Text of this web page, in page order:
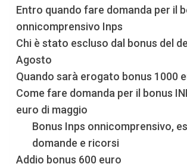
Entro quando fare domanda per il
onnicomprensivo Inps
Chi è stato escluso dal bonus del
Agosto
Quando sarà erogato bonus 1000
Come fare domanda per il bonus
euro di maggio
Bonus Inps onnicomprensivo,
domande e ricorsi
Addio bonus 600 euro